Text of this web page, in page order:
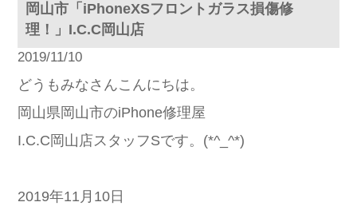
岡山市「iPhoneXSフロントガラス損傷修
理！」I.C.C岡山店
2019/11/10
どうもみなさんこんにちは。
岡山県岡山市のiPhone修理屋
I.C.C岡山店スタッフSです。(*^_^*)
2019年11月10日